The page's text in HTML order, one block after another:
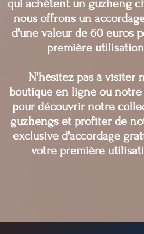
qui achètent un guzheng
nous offrons un
d'une valeur de 60 euros
première
N'hésitez pas à visiter
boutique en ligne ou notre
pour découvrir notre
guzhengs et profiter de
exclusive d'accordage
votre première